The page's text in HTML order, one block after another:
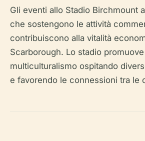
Gli eventi allo Stadio Birchmount
che sostengono le attività
contribuiscono alla vitalità
Scarborough. Lo stadio
multiculturalismo ospitando
e favorendo le connessioni tra le